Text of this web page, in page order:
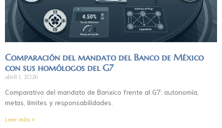
Comparación del mandato del Banco de México
con sus homólogos del G7
abril 1, 2026
Comparativo del mandato de Banxico frente al G7: autonomía,
metas, límites y responsabilidades.
Leer más »